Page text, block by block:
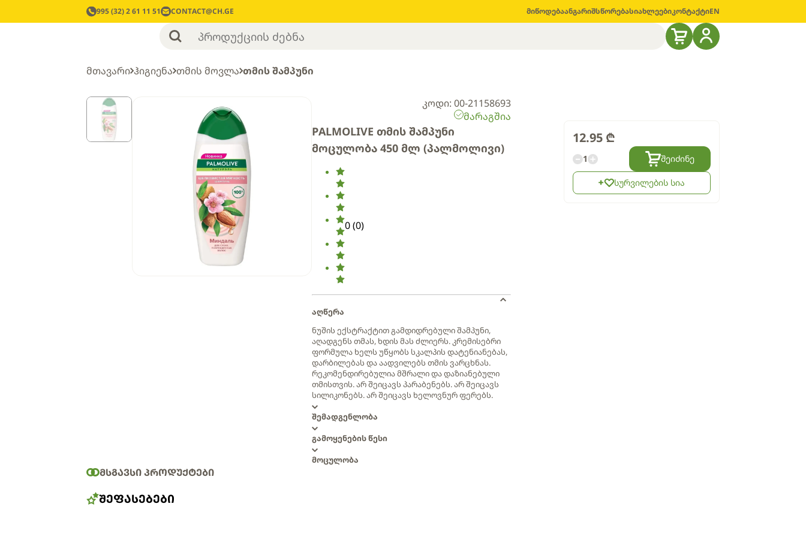
995 (32) 2 61 11 51 CONTACT@CH.GE მიწოდებაანგარიშსწორებასიახლეებიკონტაქტიEN
მთავარი ჰიგიენა თმის მოვლა თმის შამპუნი
კოდი: 00-21158693
მარაგშია
PALMOLIVE თმის შამპუნი
მოცულობა 450 მლ (პალმოლივი)
0(0)
აღწერა
ნუშის ექსტრაქტით გამდიდრებული შამპუნი,
აღადგენს თმას, ხდის მას ძლიერს. კრემისებრი
ფორმულა ხელს უწყობს სკალპის დატენიანებას,
დარბილებას და აადვილებს თმის ვარცხნას.
რეკომენდირებულია მშრალი და დაზიანებული
თმისთვის. არ შეიცავს პარაბენებს. არ შეიცავს
სილიკონებს. არ შეიცავს ხელოვნურ ფერებს.
შემადგენლობა
გამოყენების წესი
მოცულობა
ᲛᲡᲒᲐᲕᲡᲘ ᲞᲠᲝᲓᲣᲥᲢᲔᲑᲘ
ᲨᲔᲤᲐᲡᲔᲑᲔᲑᲘ
12.95₾
1 შეიძინე
სურვილების სია